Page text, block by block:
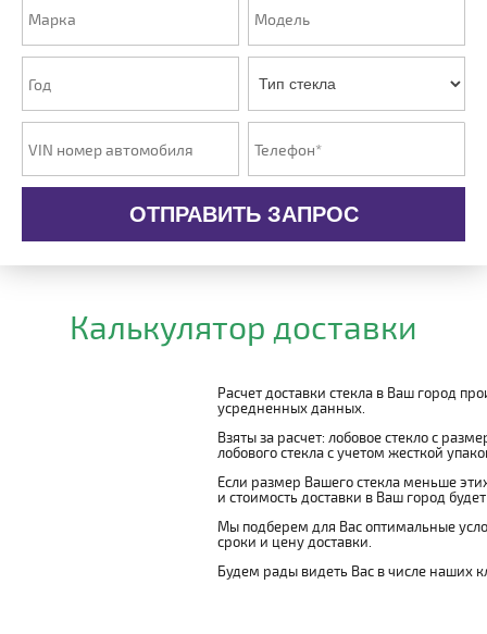
ОТПРАВИТЬ ЗАПРОС
Калькулятор доставки
Расчет доставки стекла в Ваш город
усредненных данных.
Взяты за расчет: лобовое стекло с
лобового стекла с учетом жесткой
Если размер Вашего стекла меньше
и стоимость доставки в Ваш город
Мы подберем для Вас оптимальные
сроки и цену доставки.
Будем рады видеть Вас в числе наших